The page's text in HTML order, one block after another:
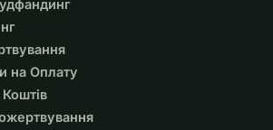
на Оплату